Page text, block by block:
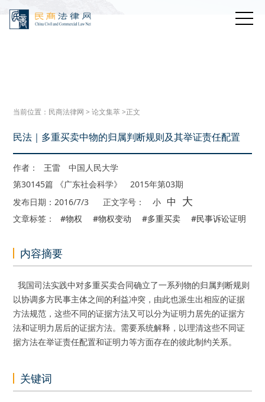
当前位置： 民商法律网 >论文集萃>正文
民法｜多重买卖中物的归属判断规则及其举证责任配置
作者： 王雷 中国人民大学
第30145篇 《广东社会科学》 2015年第03期
发布日期：2016/7/3
正文字号： 小 中 大
文章标签： #物权 #物权变动 #多重买卖 #民事诉讼证明
内容摘要
我国司法实践中对多重买卖合同确立了一系列物的归属判断规则
以协调多方民事主体之间的利益冲突，由此也派生出相应的证据
方法规范，这些不同的证据方法又可以分为证明力居先的证据方
法和证明力居后的证据方法。需要系统解释，以理清这些不同证
据方法在举证责任配置和证明力等方面存在的彼此制约关系。
关键词